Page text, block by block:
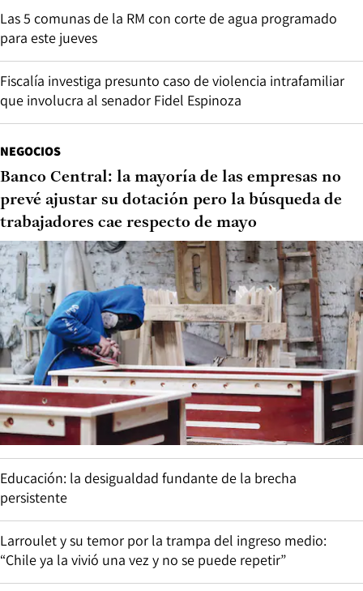
Las 5 comunas de la RM con corte de agua programado
para este jueves
Fiscalía investiga presunto caso de violencia intrafamiliar
que involucra al senador Fidel Espinoza
NEGOCIOS
Banco Central: la mayoría de las empresas no
prevé ajustar su dotación pero la búsqueda de
trabajadores cae respecto de mayo
Educación: la desigualdad fundante de la brecha
persistente
Larroulet y su temor por la trampa del ingreso medio:
“Chile ya la vivió una vez y no se puede repetir”